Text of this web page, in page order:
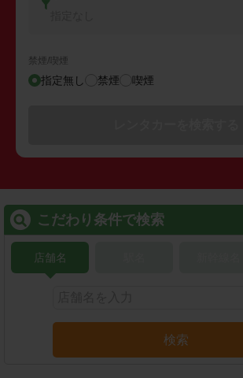
禁煙/喫煙
指定無し 禁煙 喫煙
こだわり条件で検索
店舗名
検索